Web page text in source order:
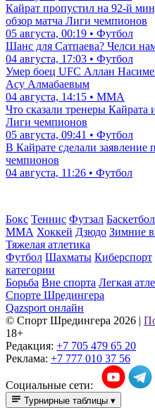
Кайрат пропустил на 92-й
обзор матча Лиги чемпионов
05 августа, 00:19 • Футбол
Шанс для Сатпаева? Челси
04 августа, 17:03 • Футбол
Умер боец UFC Аллан
Асу Алмабаевым
04 августа, 14:15 • ММА
Что сказали тренеры
Лиги чемпионов
05 августа, 09:41 • Футбол
В Кайрате сделали заявление
чемпионов
04 августа, 11:26 • Футбол
Бокс Теннис Футзал Баскетбол
ММА Хоккей Дзюдо Зимние
Тяжелая атлетика
Футбол Шахматы Киберспорт
категории
Борьба Вне спорта Легкая
Спорте Шредингера
Qazsport онлайн
© Cпорт Шредингера 2026 |
18+
Редакция: +7 705 479 65 20
Реклама: +7 777 010 37 56
Социальные сети:
Турнирные таблицы ▾